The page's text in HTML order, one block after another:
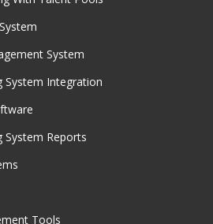
System
System Integration
System Reports
Tools